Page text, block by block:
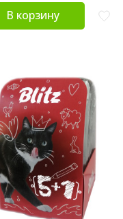
В корзину